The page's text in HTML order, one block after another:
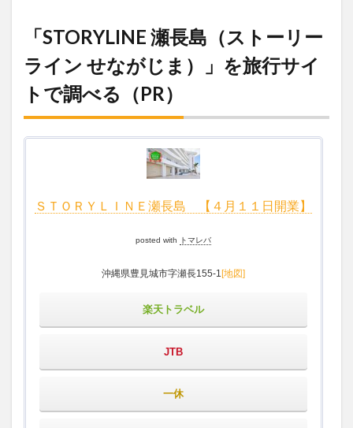
「STORYLINE 瀬長島（ストーリー
ライン せながじま）」を旅行サイ
トで調べる（PR）
ＳＴＯＲＹＬＩＮＥ瀬長島 【４月１１日開業】
posted with トマレバ
沖縄県豊見城市字瀬長155-1 [地図]
楽天トラベル
JTB
一休